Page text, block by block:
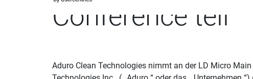
Conference teil
Aduro Clean Technologies nimmt an der LD Micro Main